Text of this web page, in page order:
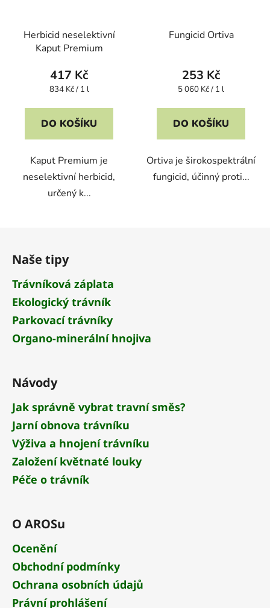
Herbicid neselektivní
Kaput Premium
417 Kč
Měrná
834 Kč / 1 l
DO KOŠÍKU
Kaput Premium je
neselektivní herbicid,
určený k...
Fungicid Ortiva
253 Kč
Měrná
5 060 Kč / 1 l
DO KOŠÍKU
Ortiva je širokospektrální
fungicid, účinný proti...
Naše tipy
Trávníková záplata
Ekologický trávník
Parkovací trávníky
Organo-minerální hnojiva
Návody
Jak správně vybrat travní směs?
Jarní obnova trávníku
Výživa a hnojení trávníku
Založení květnaté louky
Péče o trávník
O AROSu
Ocenění
Obchodní podmínky
Ochrana osobních údajů
Právní prohlášení